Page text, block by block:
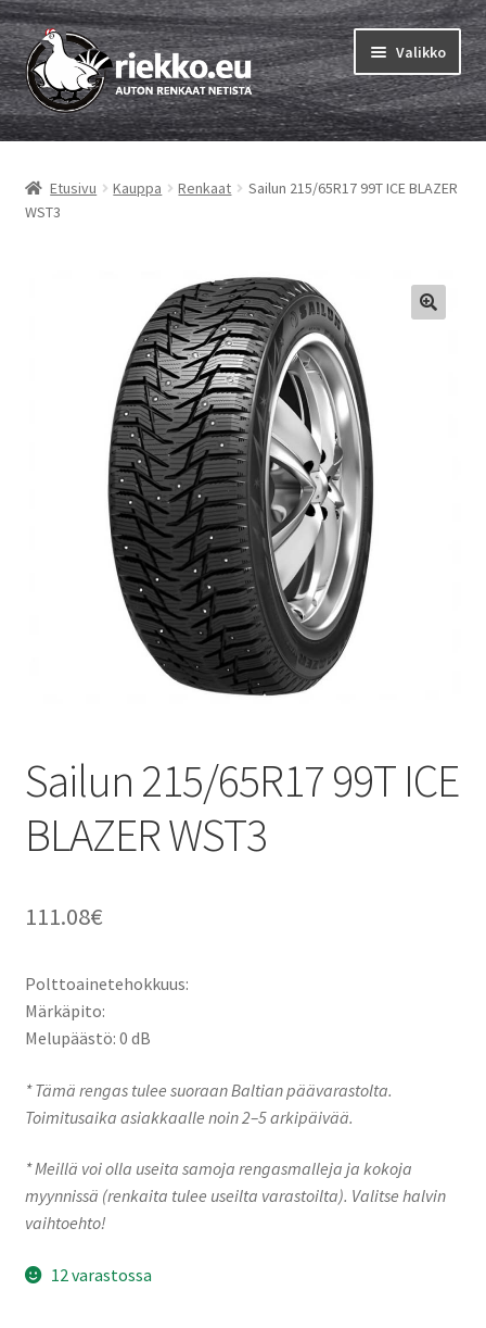
Siirry
navigointiin
Siirry
sisältöön
Valikko
Etusivu
Vinkit & ohjeet
Rengastestit
Etusivu Kauppa Renkaat
Sailun 215/65R17 99T ICE BLAZER
WST3
Sailun 215/65R17 99T ICE
BLAZER WST3
111.08€
Polttoainetehokkuus:
Märkäpito:
Melupäästö: 0 dB
* Tämä rengas tulee suoraan Baltian päävarastolta.
Toimitusaika asiakkaalle noin 2–5 arkipäivää.
* Meillä voi olla useita samoja rengasmalleja ja kokoja
myynnissä (renkaita tulee useilta varastoilta). Valitse halvin
vaihtoehto!
12 varastossa